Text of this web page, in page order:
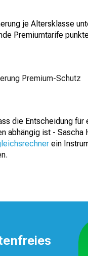
je Altersklasse
Premiumtarife
Premium-Schutz
die Entscheidung für
abhängig ist - Sascha
ein